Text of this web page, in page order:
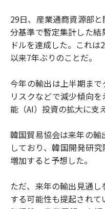
29日、産業通商資源部
分基準で暫定集計した
ドルを達成した。これ
以来7年ぶりのことだ。
今年の輸出は上半期ま
リスクなどで減少傾向
能（AI）投資の拡大に支
韓国貿易協会は来年の
しており、韓国開発研
増加すると予想した。
ただ、来年の輸出見通し
する可能性も提起され